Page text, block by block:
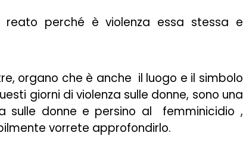
perché è violenza essa stessa e
organo che è anche il luogo e il simbolo
giorni di violenza sulle donne, sono una
sulle donne e persino al femminicidio ,
vorrete approfondirlo.